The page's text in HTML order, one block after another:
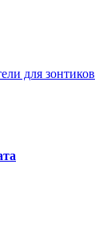
для зонтиков